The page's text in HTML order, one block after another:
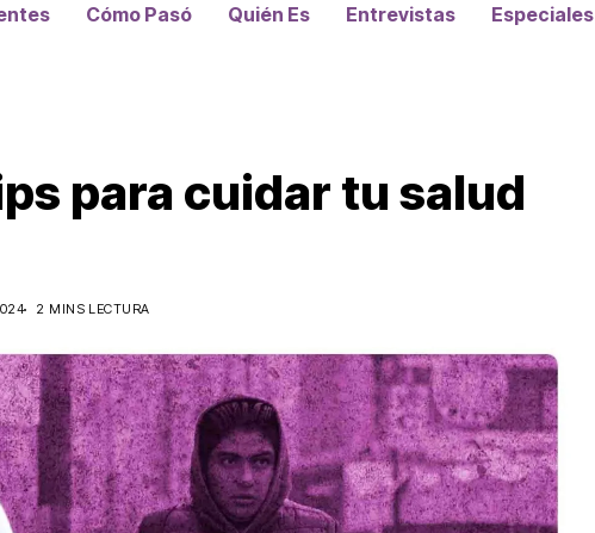
Cómo Pasó Quién Es Entrevistas Especiales
para cuidar tu salud
2 MINS LECTURA